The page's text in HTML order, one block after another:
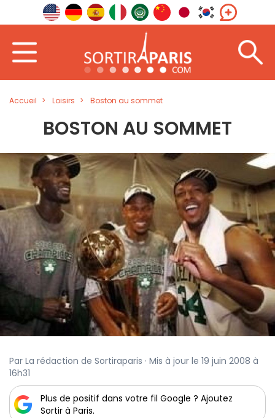
Accueil Loisirs Boston au sommet
BOSTON AU SOMMET
Par La rédaction de Sortiraparis · Mis à jour le 19 juin 2008 à
16h31
Plus de positif dans votre fil Google ? Ajoutez
Sortir à Paris.